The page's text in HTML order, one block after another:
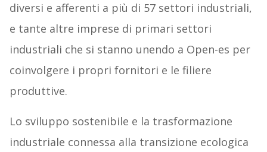
diversi e afferenti a più di 57 settori industriali,
e tante altre imprese di primari settori
industriali che si stanno unendo a Open-es per
coinvolgere i propri fornitori e le filiere
produttive.
Lo sviluppo sostenibile e la trasformazione
industriale connessa alla transizione ecologica